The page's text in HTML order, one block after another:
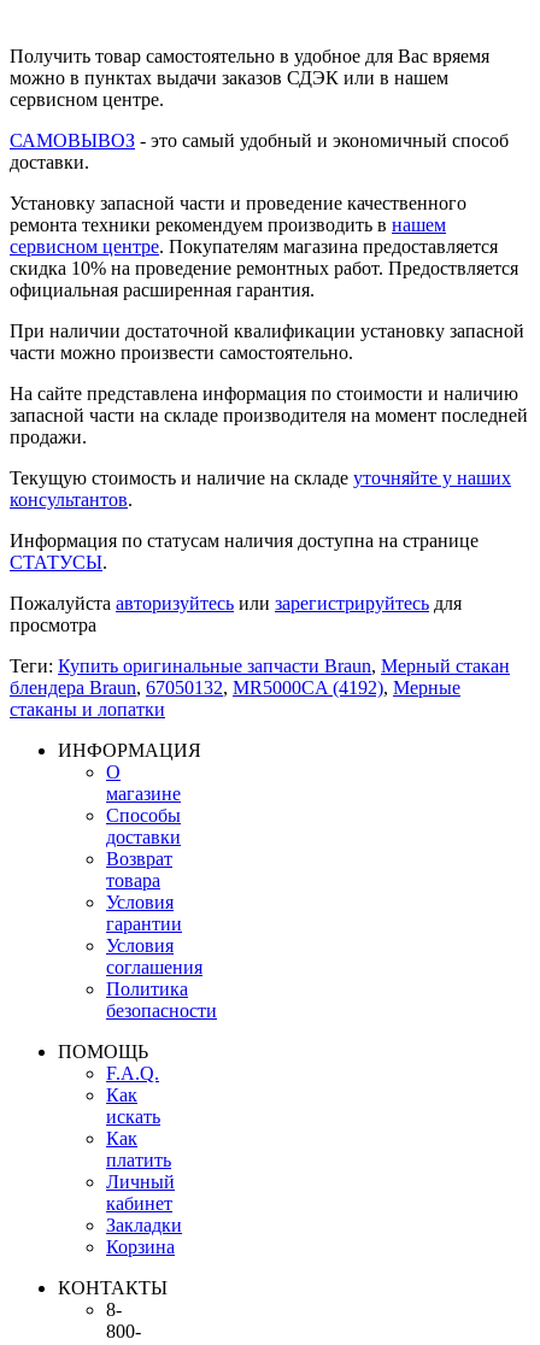
Получить товар самостоятельно в удобное для Вас вряемя
можно в пунктах выдачи заказов СДЭК или в нашем
сервисном центре.
САМОВЫВОЗ - это самый удобный и экономичный способ
доставки.
Установку запасной части и проведение качественного
ремонта техники рекомендуем производить в нашем
сервисном центре. Покупателям магазина предоставляется
скидка 10% на проведение ремонтных работ. Предоствляется
официальная расширенная гарантия.
При наличии достаточной квалификации установку запасной
части можно произвести самостоятельно.
На сайте представлена информация по стоимости и наличию
запасной части на складе производителя на момент последней
продажи.
Текущую стоимость и наличие на складе уточняйте у наших
консультантов.
Информация по статусам наличия доступна на странице
СТАТУСЫ.
Пожалуйста авторизуйтесь или зарегистрируйтесь для
просмотра
Теги: Купить оригинальные запчасти Braun, Мерный стакан
блендера Braun, 67050132, MR5000CA (4192), Мерные
стаканы и лопатки
ИНФОРМАЦИЯ
О
магазине
Способы
доставки
Возврат
товара
Условия
гарантии
Условия
соглашения
Политика
безопасности
ПОМОЩЬ
F.A.Q.
Как
искать
Как
платить
Личный
кабинет
Закладки
Корзина
КОНТАКТЫ
8-
800-